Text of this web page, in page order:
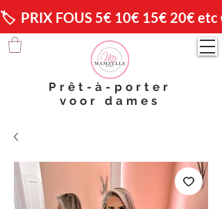
🏷️  PRIX FOUS 5€ 10€ 15€ 20€ etc
Prêt-à-porter
voor dames